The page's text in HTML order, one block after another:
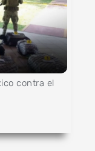
contra el